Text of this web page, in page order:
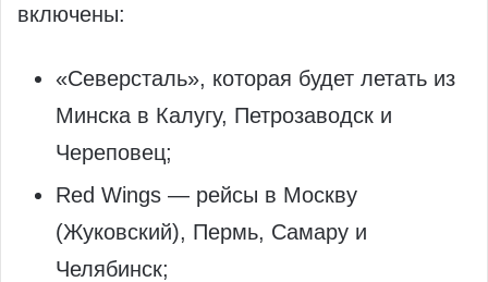
включены:
«Северсталь», которая будет летать из
Минска в Калугу, Петрозаводск и
Череповец;
Red Wings — рейсы в Москву
(Жуковский), Пермь, Самару и
Челябинск;